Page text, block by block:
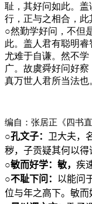
耻，其好问如此。盖
行，正与之相合，此
○然勤学好问，不但
此。盖人君有聪明睿
尤难于自谦。然不
广。故虞舜好问好察
真万世人君所当法也
编自：张居正《四书直
○孔文子： 卫大夫，
秽，子贡疑其何以得
○敏而好学：敏， 疾
○不耻下问： 以能问
位与年之高下。敏而